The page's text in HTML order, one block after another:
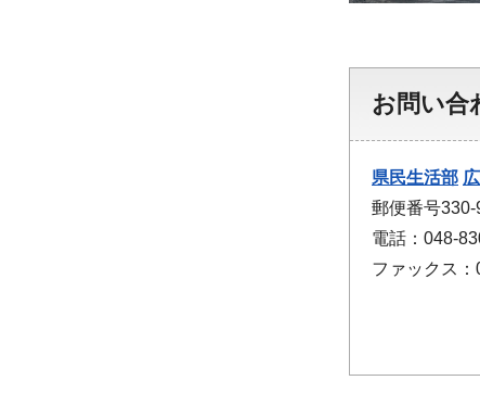
お問い合
県民生活部
郵便番号
電話：048-
ファックス